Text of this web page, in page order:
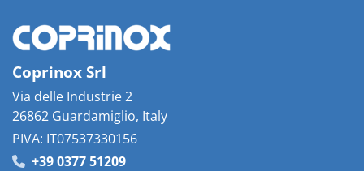
Coprinox Srl
Via delle Industrie 2
26862 Guardamiglio, Italy
PIVA: IT07537330156
+39 0377 51209